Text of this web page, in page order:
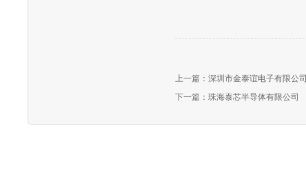
上一篇： 深圳市金泰谊电子有限公司
下一篇： 珠海泰芯半导体有限公司